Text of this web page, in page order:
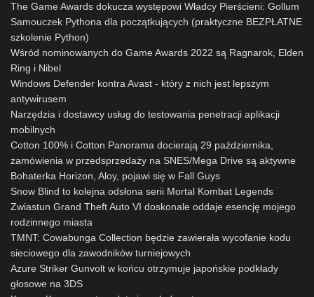
The Game Awards dokucza występowi Władcy Pierścieni: Gollum
Samouczek Pythona dla początkujących (praktyczne BEZPŁATNE
szkolenie Python)
Wśród nominowanych do Game Awards 2022 są Ragnarok, Elden
Ring i Nibel
Windows Defender kontra Avast - który z nich jest lepszym
antywirusem
Narzędzia i dostawcy usług do testowania penetracji aplikacji
mobilnych
Cotton 100% i Cotton Panorama docierają 29 października,
zamówienia w przedsprzedaży na SNES/Mega Drive są aktywne
Bohaterka Horizon, Aloy, pojawi się w Fall Guys
Snow Blind to kolejna odsłona serii Mortal Kombat Legends
Zwiastun Grand Theft Auto VI doskonale oddaje esencję mojego
rodzinnego miasta
TMNT: Cowabunga Collection będzie zawierała wycofanie kodu
sieciowego dla zawodników turniejowych
Azure Striker Gunvolt w końcu otrzymuje japońskie podkłady
głosowe na 3DS